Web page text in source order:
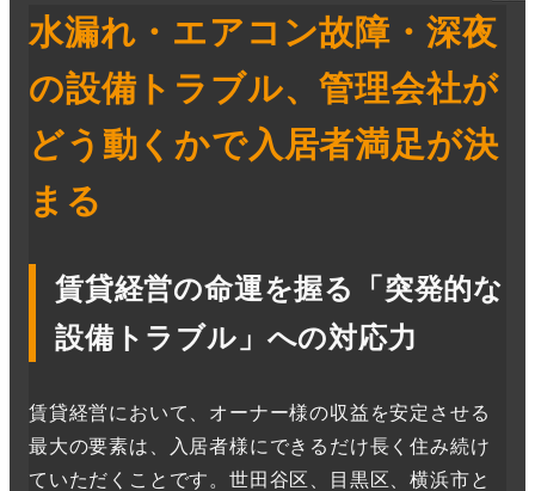
水漏れ・エアコン故障・深夜
の設備トラブル、管理会社が
どう動くかで入居者満足が決
まる
賃貸経営の命運を握る「突発的な
設備トラブル」への対応力
賃貸経営において、オーナー様の収益を安定させる
最大の要素は、入居者様にできるだけ長く住み続け
ていただくことです。世田谷区、目黒区、横浜市と